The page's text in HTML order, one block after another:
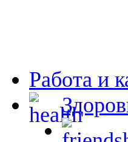
Работа и